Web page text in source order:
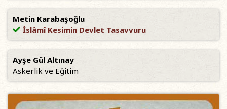
Metin Karabaşoğlu
İslâmî Kesimin Devlet Tasavvuru
Ayşe Gül Altınay
Askerlik ve Eğitim